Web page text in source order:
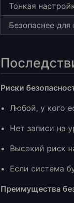
Тонкая
Безопаснее для
Риски
Любой, у кого
Нет записи на
Высокий риск
Если система
Преимущества